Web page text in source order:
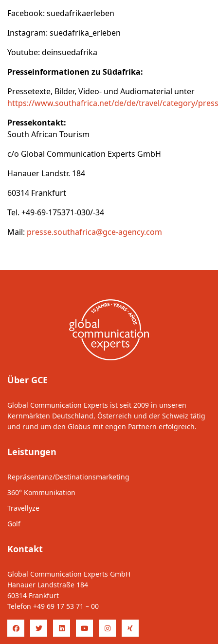
Facebook: suedafrikaerleben
Instagram: suedafrika_erleben
Youtube: deinsuedafrika
Presseinformationen zu Südafrika:
Pressetexte, Bilder, Video- und Audiomaterial unter
https://www.southafrica.net/de/de/travel/category/
Pressekontakt:
South African Tourism
c/o Global Communication Experts GmbH
Hanauer Landstr. 184
60314 Frankfurt
Tel. +49-69-175371-030/-34
Mail: presse.southafrica@gce-agency.com
Über GCE
Global Communication Experts ist seit 2009 in unseren
Kernmärkten Deutschland, Österreich und der Schweiz tätig
und rund um den Globus mit engen Partnern erfolgreich.
Leistungen
Repräsentanz/Destinationsmarketing
360° Kommunikation
Travellyze
Golf
Kontakt
Global Communication Experts GmbH
Hanauer Landstraße 184
60314 Frankfurt
Telefon +49 69 17 53 71 – 00